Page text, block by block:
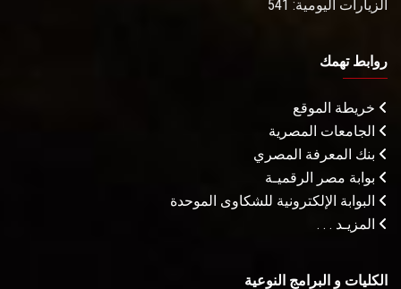
الزيارات اليومية: 541
روابط تهمك
خريطة الموقع
الجامعات المصرية
بنك المعرفة المصري
بوابة مصر الرقميـة
البوابة الإلكترونية للشكاوى الموحدة
المزيـد . . .
الكليات و البرامج النوعية